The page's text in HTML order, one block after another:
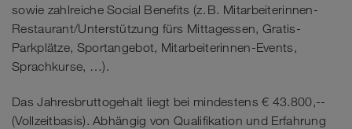
sowie zahlreiche Social Benefits (z. B. Mitarbeiterinnen-
Restaurant/Unterstützung fürs Mittagessen, Gratis-
Parkplätze, Sportangebot, Mitarbeiterinnen-Events,
Sprachkurse, …).
Das Jahresbruttogehalt liegt bei mindestens € 43.800,--
(Vollzeitbasis). Abhängig von Qualifikation und Erfahrung